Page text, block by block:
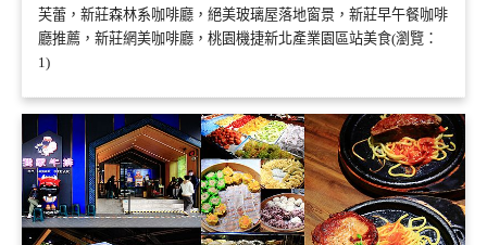
芙蕾，新莊森林系咖啡廳，絕美玻璃屋落地窗景，新莊早午餐咖啡
廳推薦，新莊網美咖啡廳，桃園機捷新北產業園區站美食(瀏覽：
1)